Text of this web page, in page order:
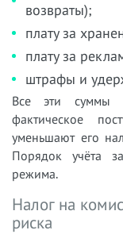
возвраты);
плату за
плату за
штрафы и
Все эти суммы
фактическое
уменьшают его
Порядок учёта
режима.
Налог на
риска